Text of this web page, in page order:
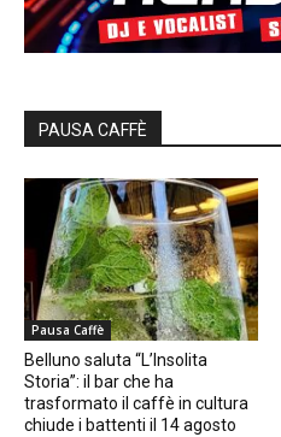
PAUSA CAFFÈ
Pausa Caffè
Belluno saluta “L’Insolita
Storia”: il bar che ha
trasformato il caffè in cultura
chiude i battenti il 14 agosto